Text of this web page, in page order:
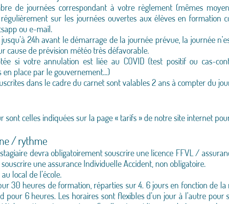
de journées correspondant à votre règlement (mêmes
sur les journées ouvertes aux élèves en formation
ou e-mail.
24h avant le démarrage de la journée prévue, la journée
cause de prévision météo très défavorable.
si votre annulation est liée au COVID (test positif ou cas-
place par le gouvernement...)
dans le cadre du carnet sont valables 2 ans à compter du
sont celles indiquées sur la page « tarifs » de notre site internet
/ rythme
devra obligatoirement souscrire une licence FFVL /
une assurance Individuelle Accident, non obligatoire.
local de l’école.
30 heures de formation, réparties sur 4. 6 jours en fonction de la
6 heures. Les horaires sont flexibles d’un jour à l’autre pour